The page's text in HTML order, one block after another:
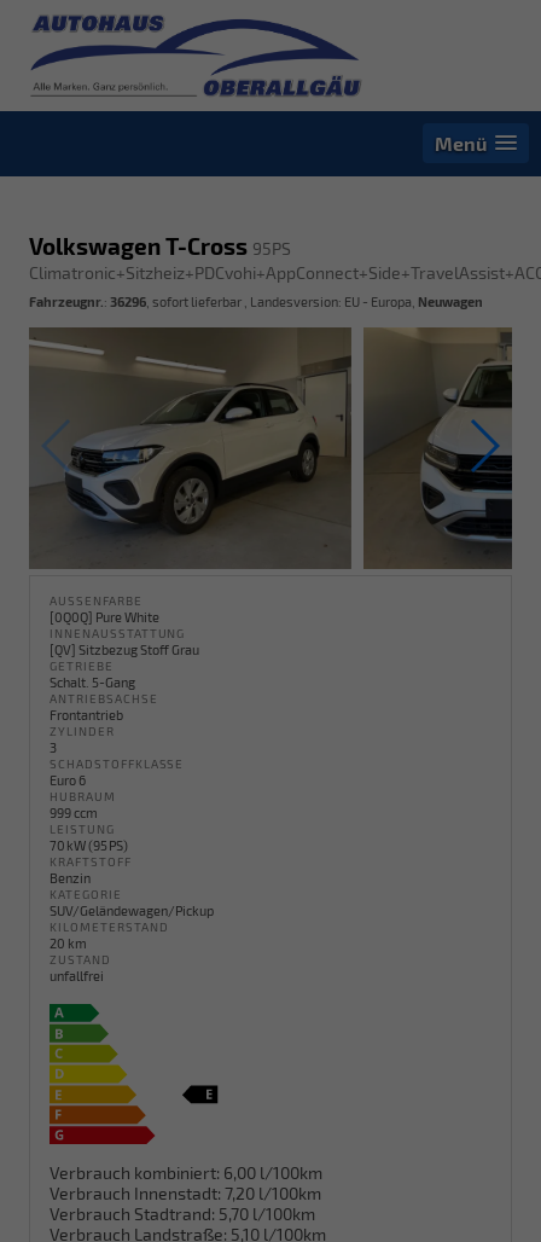
Menü
Volkswagen T-Cross 95PS
Fahrzeugnr. : 36296 sofort lieferbar , Landesversion: EU - Europa, Neuwagen
AUSSENFARBE
[0Q0Q] Pure White
INNENAUSSTATTUNG
[QV] Sitzbezug Stoff Grau
GETRIEBE
Schalt. 5-Gang
ANTRIEBSACHSE
Frontantrieb
ZYLINDER
3
SCHADSTOFFKLASSE
Euro 6
HUBRAUM
999 ccm
LEISTUNG
70 kW (95 PS)
KRAFTSTOFF
Benzin
KATEGORIE
SUV/Geländewagen/Pickup
KILOMETERSTAND
20 km
ZUSTAND
unfallfrei
Verbrauch kombiniert: 6,00 l/100km
Verbrauch Innenstadt: 7,20 l/100km
Verbrauch Stadtrand: 5,70 l/100km
Verbrauch Landstraße: 5,10 l/100km